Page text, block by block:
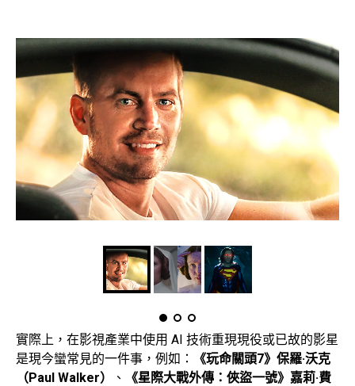
實際上，在影視產業中使用 AI 技術重現現役或已故的影星
是現今蠻常見的一件事，例如：
《玩命關頭7》保羅·沃克
（Paul Walker）
、
《星際大戰外傳：俠盜一號》嘉莉·費